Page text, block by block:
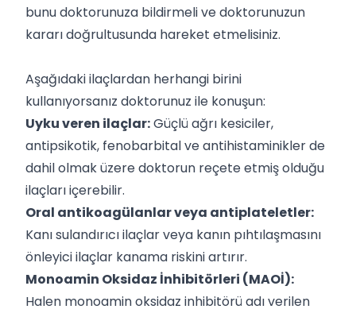
bunu doktorunuza bildirmeli ve doktorunuzun
kararı doğrultusunda hareket etmelisiniz.
Aşağıdaki ilaçlardan herhangi birini
kullanıyorsanız doktorunuz ile konuşun:
Uyku veren ilaçlar:Güçlü ağrı kesiciler,
antipsikotik, fenobarbital ve antihistaminikler de
dahil olmak üzere doktorun reçete etmiş olduğu
ilaçları içerebilir.
Oral antikoagülanlar veya antiplateletler:
Kanı sulandırıcı ilaçlar veya kanın pıhtılaşmasını
önleyici ilaçlar kanama riskini artırır.
Monoamin Oksidaz İnhibitörleri (MAOİ):
Halen monoamin oksidaz inhibitörü adı verilen